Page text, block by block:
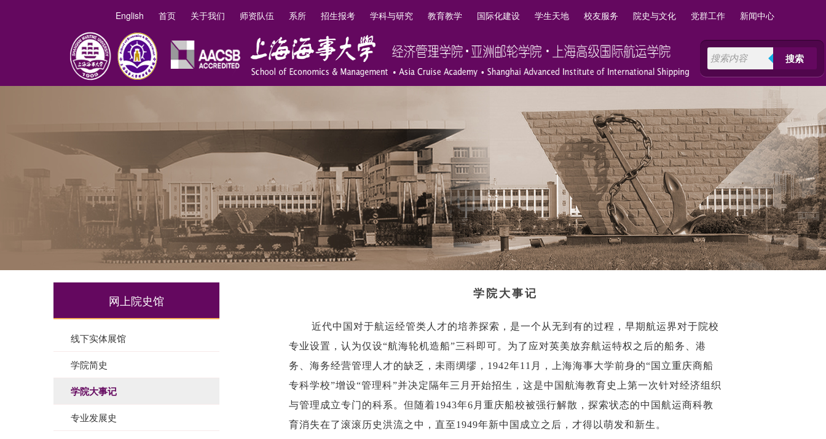
搜索
English 首页 关于我们 师资队伍 系所 招生报考 学科与研究 教育教学 国际化建设 学生天地 校友服务 院史与文化 党群工作 新闻中心
网上院史馆
线下实体展馆
学院简史
学院大事记
专业发展史
学院大事记
近代中国对于航运经管类人才的培养探索，是一个从无到有的过程，早期航运界对于院校
专业设置，认为仅设“航海轮机造船”三科即可。为了应对英美放弃航运特权之后的船务、港
务、海务经营管理人才的缺乏，未雨绸缪，1942年11月，上海海事大学前身的“国立重庆商船
专科学校”增设“管理科”并决定隔年三月开始招生，这是中国航海教育史上第一次针对经济组织
与管理成立专门的科系。但随着1943年6月重庆船校被强行解散，探索状态的中国航运商科教
育消失在了滚滚历史洪流之中，直至1949年新中国成立之后，才得以萌发和新生。